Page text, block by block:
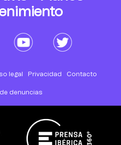
legal Privacidad Contacto
denuncias